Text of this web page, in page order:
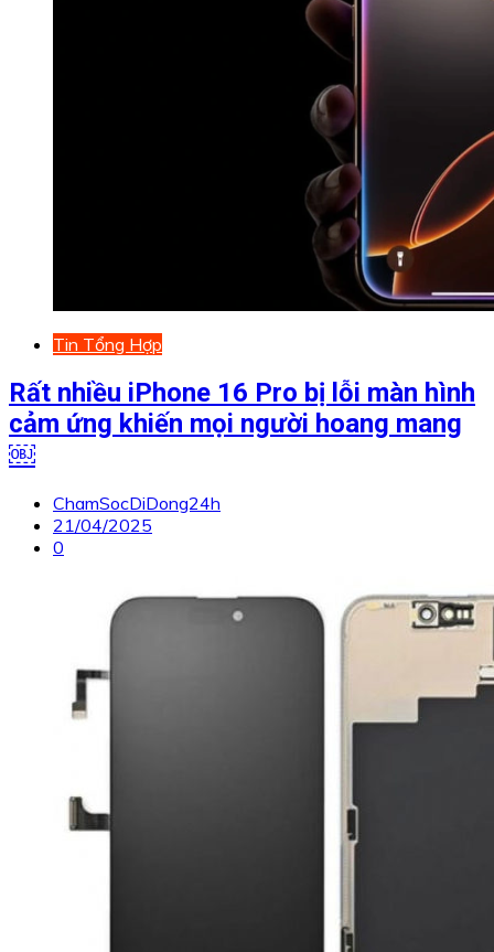
Tin Tổng Hợp
Rất nhiều iPhone 16 Pro bị lỗi màn hình
cảm ứng khiến mọi người hoang mang
￼
ChamSocDiDong24h
21/04/2025
0